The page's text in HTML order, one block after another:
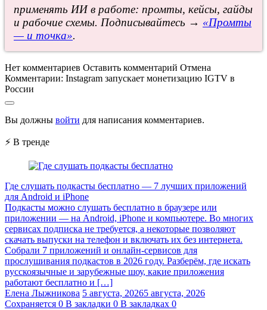
применять ИИ в работе: промты, кейсы, гайды
и рабочие схемы. Подписывайтесь → «Промты
— и точка».
Нет комментариев Оставить комментарий Отмена
Комментарии: Instagram запускает монетизацию IGTV в
России
Вы должны войти для написания комментариев.
⚡ В тренде
Где слушать подкасты бесплатно — 7 лучших приложений
для Android и iPhone
Подкасты можно слушать бесплатно в браузере или
приложении — на Android, iPhone и компьютере. Во многих
сервисах подписка не требуется, а некоторые позволяют
скачать выпуски на телефон и включать их без интернета.
Собрали 7 приложений и онлайн-сервисов для
прослушивания подкастов в 2026 году. Разберём, где искать
русскоязычные и зарубежные шоу, какие приложения
работают бесплатно и […]
Елена Лыжникова 5 августа, 20265 августа, 2026
Сохраняется 0 В закладки 0 В закладках 0